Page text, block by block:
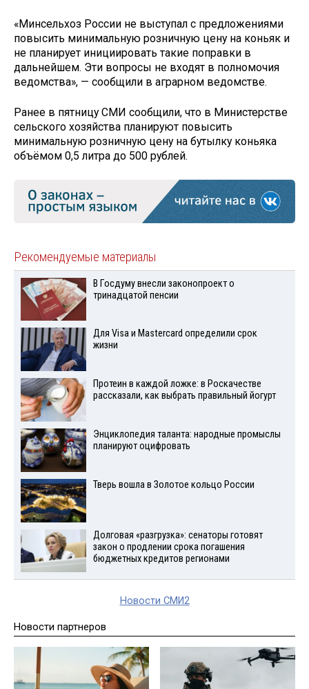
«Минсельхоз России не выступал с предложениями
повысить минимальную розничную цену на коньяк и
не планирует инициировать такие поправки в
дальнейшем. Эти вопросы не входят в полномочия
ведомства», — сообщили в аграрном ведомстве.
Ранее в пятницу СМИ сообщили, что в Министерстве
сельского хозяйства планируют повысить
минимальную розничную цену на бутылку коньяка
объёмом 0,5 литра до 500 рублей.
Рекомендуемые материалы
В Госдуму внесли законопроект о
тринадцатой пенсии
Для Visа и Mastercard определили срок
жизни
Протеин в каждой ложке: в Роскачестве
рассказали, как выбрать правильный йогурт
Энциклопедия таланта: народные промыслы
планируют оцифровать
Тверь вошла в Золотое кольцо России
Долговая «разгрузка»: сенаторы готовят
закон о продлении срока погашения
бюджетных кредитов регионами
Новости СМИ2
Новости партнеров